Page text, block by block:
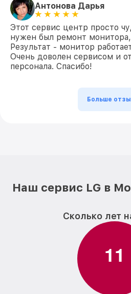
Антонова Дарья
Этот сервис центр просто
нужен был ремонт
Результат - монитор
Очень доволен сервисом и
персонала. Спасибо!
Больше
Наш сервис LG в
Сколько лет
11